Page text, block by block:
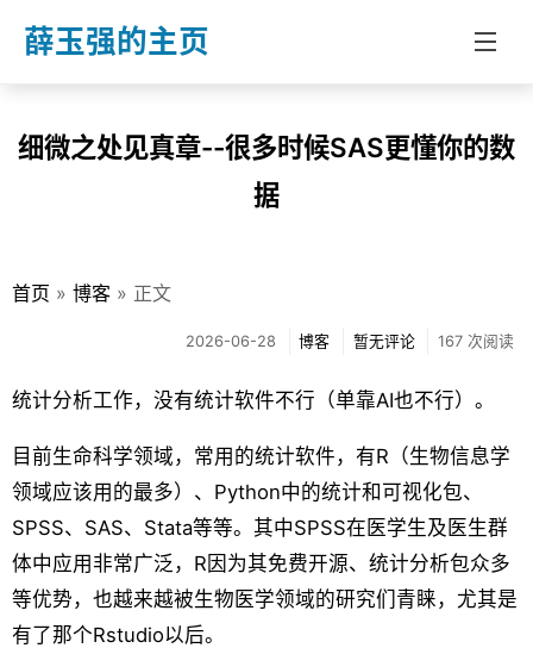
薛玉强的主页
首页
分类
细微之处见真章--很多时候SAS更懂你的数
据
首页 » 博客 » 正文
2026-06-28 博客 暂无评论 167 次阅读
统计分析工作，没有统计软件不行（单靠AI也不行）。
目前生命科学领域，常用的统计软件，有R（生物信息学
领域应该用的最多）、Python中的统计和可视化包、
SPSS、SAS、Stata等等。其中SPSS在医学生及医生群
体中应用非常广泛，R因为其免费开源、统计分析包众多
等优势，也越来越被生物医学领域的研究们青睐，尤其是
有了那个Rstudio以后。